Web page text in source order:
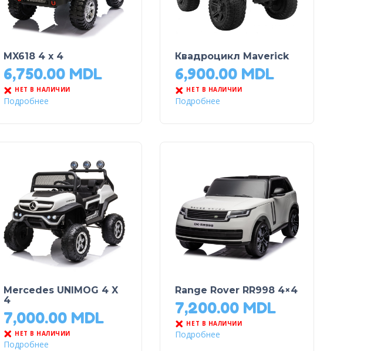
MX618 4 x 4
6,750.00 MDL
НЕТ В НАЛИЧИИ
Подробнее
Квадроцикл Maverick
6,900.00 MDL
НЕТ В НАЛИЧИИ
Подробнее
Mercedes UNIMOG 4 X
4
7,000.00 MDL
НЕТ В НАЛИЧИИ
Подробнее
Range Rover RR998 4×4
7,200.00 MDL
НЕТ В НАЛИЧИИ
Подробнее